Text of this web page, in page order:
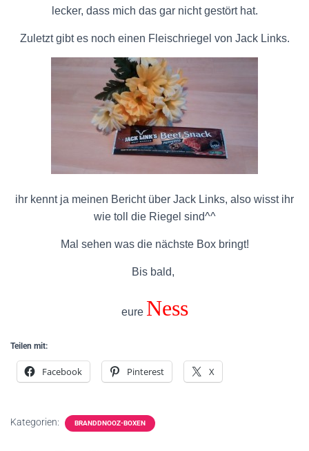
lecker, dass mich das gar nicht gestört hat.
Zuletzt gibt es noch einen Fleischriegel von Jack Links.
ihr kennt ja meinen Bericht über Jack Links, also wisst ihr
wie toll die Riegel sind^^
Mal sehen was die nächste Box bringt!
Bis bald,
eure Ness
Teilen mit:
Facebook Pinterest X
Kategorien: BRANDDNOOZ-BOXEN